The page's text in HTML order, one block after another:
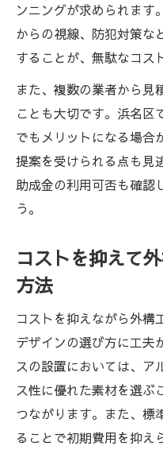
ンニングが求められます
からの視線、防犯対策な
することが、無駄なコス
また、複数の業者から見
ことも大切です。浜名区
でもメリットになる場合
提案を受けられる点も見
助成金の利用可否も確認
う。
コストを抑えて
方法
コストを抑えながら外構
デザインの選び方に工夫
スの設置においては、ア
ス性に優れた素材を選ぶ
つながります。また、標
ることで初期費用を抑え